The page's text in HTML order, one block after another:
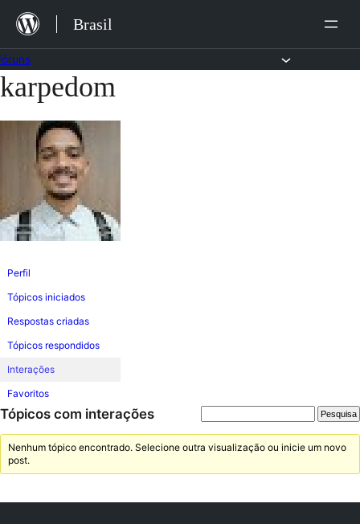
para
o
conteúdo
Brasil
Pular
conteúdo
karpedom
Perfil
Tópicos iniciados
Respostas criadas
Tópicos respondidos
Interações
Favoritos
Tópicos com interações
Nenhum tópico encontrado. Selecione outra visualização ou inicie um novo
post.